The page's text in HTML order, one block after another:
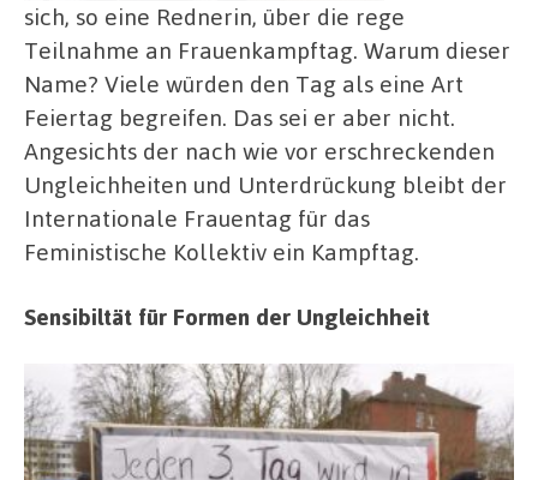
sich, so eine Rednerin, über die rege
Teilnahme an Frauenkampftag. Warum dieser
Name? Viele würden den Tag als eine Art
Feiertag begreifen. Das sei er aber nicht.
Angesichts der nach wie vor erschreckenden
Ungleichheiten und Unterdrückung bleibt der
Internationale Frauentag für das
Feministische Kollektiv ein Kampftag.
Sensibiltät für Formen der Ungleichheit